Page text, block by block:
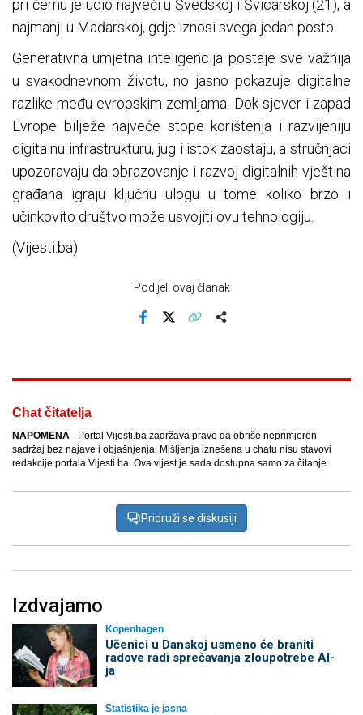
pri čemu je udio najveći u Švedskoj i Švicarskoj (21), a
najmanji u Mađarskoj, gdje iznosi svega jedan posto.
Generativna umjetna inteligencija postaje sve važnija
u svakodnevnom životu, no jasno pokazuje digitalne
razlike među evropskim zemljama. Dok sjever i zapad
Evrope bilježe najveće stope korištenja i razvijeniju
digitalnu infrastrukturu, jug i istok zaostaju, a stručnjaci
upozoravaju da obrazovanje i razvoj digitalnih vještina
građana igraju ključnu ulogu u tome koliko brzo i
učinkovito društvo može usvojiti ovu tehnologiju.
(Vijesti.ba)
Podijeli ovaj članak
Chat čitatelja
NAPOMENA - Portal Vijesti.ba zadržava pravo da obriše neprimjeren
sadržaj bez najave i objašnjenja. Mišljenja iznešena u chatu nisu stavovi
redakcije portala Vijesti.ba. Ova vijest je sada dostupna samo za čitanje.
Pridruži se diskusiji
Izdvajamo
Kopenhagen
Učenici u Danskoj usmeno će braniti
radove radi sprečavanja zloupotrebe AI-
ja
Statistika je jasna